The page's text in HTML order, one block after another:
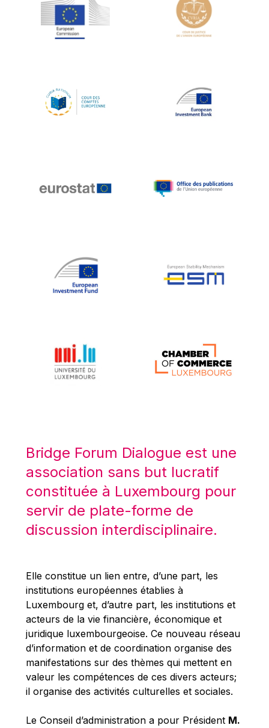
Jean-Louis Schiltz
Jean-Victor Louis
Johnny Åkerholm
Katharien L.C. Hunt
Klaus-Heiner Lehne
Koen LENAERTS
Lars Heikensten
Lucas Papademos
Máire Geoghegan-Quinn
Mario Centeno
Mario Monti
Maroš ŠEFČOVIČ
Martin Bailey
Martine Reicherts
Michael Sohlman
Michel Goedert
Mireille Delmas-Marty
Nobuo Tanaka
Otmar Issing
Paolo Mengozzi
Paschal Donohoe
Pat Cox
Bridge Forum Dialogue est une
association sans but lucratif
constituée à Luxembourg pour
servir de plate-forme de
discussion interdisciplinaire.
Elle constitue un lien entre, d’une part, les
institutions européennes établies à
Luxembourg et, d’autre part, les institutions et
acteurs de la vie financière, économique et
juridique luxembourgeoise. Ce nouveau réseau
d’information et de coordination organise des
manifestations sur des thèmes qui mettent en
valeur les compétences de ces divers acteurs;
il organise des activités culturelles et sociales.
Le Conseil d’administration a pour Président M.